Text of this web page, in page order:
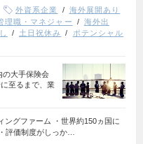
外資系企業
海外展開あり
理職・マネジャー
海外出
土日祝休み
ポテンシャル
の大手保険会
至るまで、業
ングファーム ・世界約150ヵ国に
評価制度がしっか…